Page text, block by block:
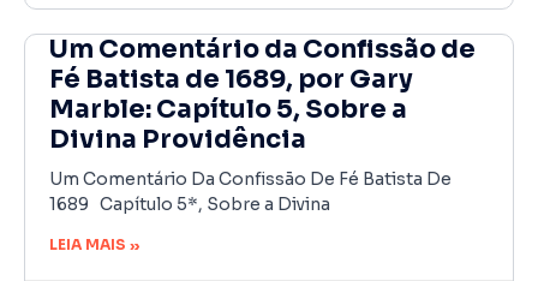
Um Comentário da Confissão de
Fé Batista de 1689, por Gary
Marble: Capítulo 5, Sobre a
Divina Providência
Um Comentário Da Confissão De Fé Batista De
1689 Capítulo 5*, Sobre a Divina
LEIA MAIS »